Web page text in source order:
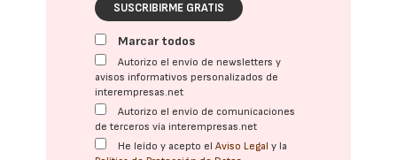
SUSCRIBIRME GRATIS
Marcar todos
Autorizo el envío de newsletters y
avisos informativos personalizados de
interempresas.net
Autorizo el envío de comunicaciones
de terceros vía interempresas.net
He leído y acepto elAviso Legal y la